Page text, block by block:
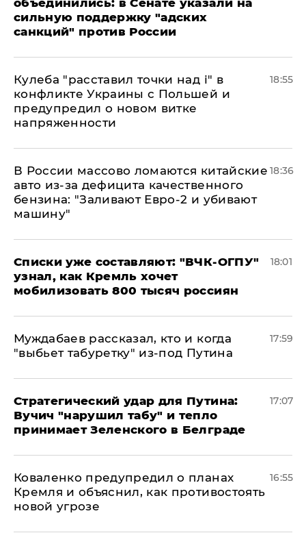
сильную поддержку "адских
санкций" против России
Кулеба "расставил точки над і" в
конфликте Украины с Польшей и
предупредил о новом витке
напряженности
18:55
В России массово ломаются китайские
авто из-за дефицита качественного
бензина: "Заливают Евро-2 и убивают
машину"
18:36
Списки уже составляют: "ВЧК-ОГПУ"
узнал, как Кремль хочет
мобилизовать 800 тысяч россиян
18:01
Муждабаев рассказал, кто и когда
"выбьет табуретку" из-под Путина
17:59
Стратегический удар для Путина:
Вучич "нарушил табу" и тепло
принимает Зеленского в Белграде
17:07
Коваленко предупредил о планах
Кремля и объяснил, как противостоять
новой угрозе
16:55